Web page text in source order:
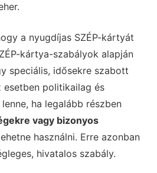
a nyugdíjas SZÉP-kártyát
kártya-szabályok alapján
speciális, idősekre szabott
esetben politikailag és
ha legalább részben
vagy bizonyos
használni. Erre azonban
hivatalos szabály.